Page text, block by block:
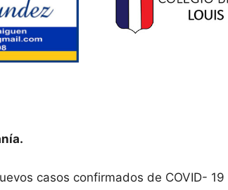
casos confirmados de COVID-